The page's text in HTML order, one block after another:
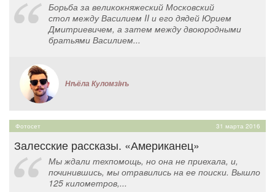
Борьба за великокняжеский Московский
стол между Василием II и его дядей Юрием
Дмитриевичем, а затем между двоюродными
братьями Василием...
Нѣёла Куломзiнъ
Фотосет 31 марта 2016
Залесские рассказы. «Американец»
Мы ждали техпомощь, но она не приехала, и,
починившись, мы отравились на ее поиски. Вышло
125 километров,...